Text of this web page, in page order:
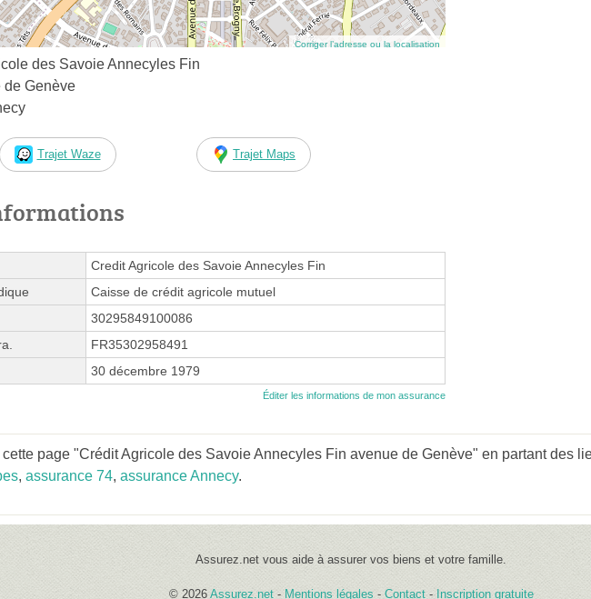
Corriger l’adresse ou la localisation
des Savoie Annecyles Fin
de Genève
Trajet Waze Trajet Maps
Credit Agricole des Savoie Annecyles Fin
Caisse de crédit agricole mutuel
30295849100086
FR35302958491
30 décembre 1979
Éditer les informations de mon assurance
cette page "Crédit Agricole des Savoie Annecyles Fin avenue de Genève" en partant des
, assurance 74, assurance Annecy.
Assurez.net vous aide à assurer vos biens et votre famille.
© 2026 Assurez.net - Mentions légales - Contact- Inscription gratuite